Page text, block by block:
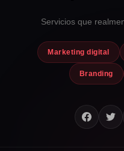
Servicios que
Marketing digital
Branding